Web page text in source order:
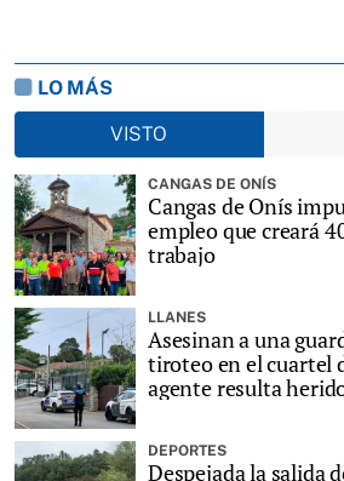
LO MÁS
VISTO
CANGAS DE ONÍS
Cangas de Onís
empleo que creará
trabajo
LLANES
Asesinan a una
tiroteo en el cuartel
agente resulta
DEPORTES
Despejada la salida